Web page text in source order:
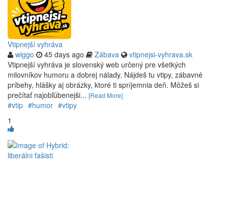
Vtipnejší vyhráva
wiggo
45 days ago Zábava
vtipnejsi-vyhrava.sk
Vtipnejší vyhráva je slovenský web určený pre všetkých
milovníkov humoru a dobrej nálady. Nájdeš tu vtipy, zábavné
príbehy, hlášky aj obrázky, ktoré ti spríjemnia deň. Môžeš si
prečítať najobľúbenejši... [Read More]
#vtip #humor #vtipy
1